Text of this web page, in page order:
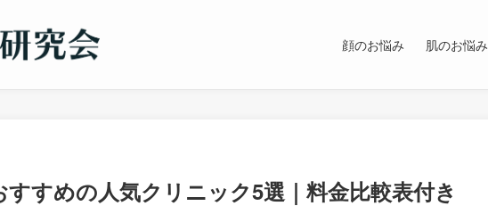
顔のお悩み 肌のお悩み
すめの人気クリニック5選｜料金比較表付き